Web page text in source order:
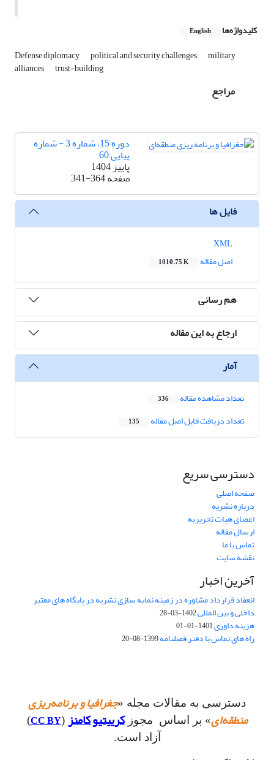
کلیدواژه‌ها English
Defense diplomacy political and security challenges military
alliances trust-building
مراجع
دوره 15، شماره 3 - شماره
پیاپی 60
پاییز 1404
صفحه341-364
فایل ها
اصل مقاله
1010.75 K
هم رسانی
ارجاع به این مقاله
آمار
تعداد مشاهده مقاله 336
تعداد دریافت فایل اصل مقاله 135
دسترسی سریع
صفحه اصلی
درباره نشریه
اعضای هیات تحریریه
ارسال مقاله
تماس با ما
نقشه سایت
آخرین اخبار
انعقاد قرارداد مشاوره در زمینه نمایه سازی نشریه در پایگاه های معتبر
داخلی و بین المللی1402-03-28
هزینه داوری1401-01-01
راه های تماس با دفتر فصلنامه1399-08-20
دسترسی به مقالات مجله «جغرافیا و برنامه‌ریزی
منطقه‌ای» بر اساس مجوزکرییتیو کامنز (
CC BY
)
آزاد است.